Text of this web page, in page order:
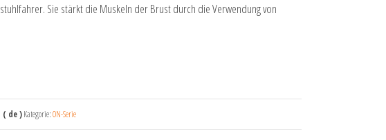
Sie stärkt die Muskeln der Brust durch die Verwendung von
( de )Kategorie:ON-Serie